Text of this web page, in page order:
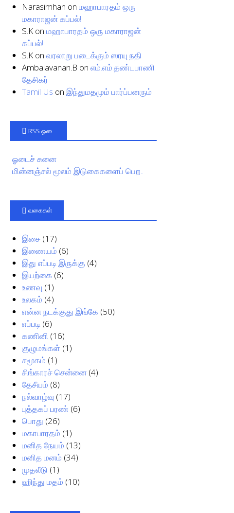
Narasimhan onமஹாபாரதம் ஒரு
மகாராஜன் கப்பல்!
S.K onமஹாபாரதம் ஒரு மகாராஜன்
கப்பல்!
S.K onவரலாறு படைக்கும் ஸரயு நதி
Ambalavanan.B onஎம்.எம்.தண்டபாணி
தேசிகர்
Tamil Us onஇந்துமதமும் பார்ப்பனரும்
RSS ஓடை
ஓடைச் சுனை
மின்னஞ்சல் மூலம் இடுகைகளைப் பெற..
வகைகள்
இசை (17)
இணையம் (6)
இது எப்படி இருக்கு (4)
இயற்கை (6)
உணவு (1)
உலகம் (4)
என்ன நடக்குது இங்கே (50)
எப்படி (6)
கணினி (16)
குழுமங்கள் (1)
சமூகம் (1)
சிங்காரச் சென்னை (4)
தேசீயம் (8)
நல்வாழ்வு (17)
புத்தகப் பரண் (6)
பொது (26)
மகாபாரதம் (1)
மனித நேயம் (13)
மனித மனம் (34)
முதலீடு (1)
ஹிந்து மதம் (10)